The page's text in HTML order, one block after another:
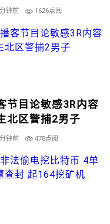
钟前 1626点阅
节目论敏感3R内容
北区警捕2男子
钟前 478点阅